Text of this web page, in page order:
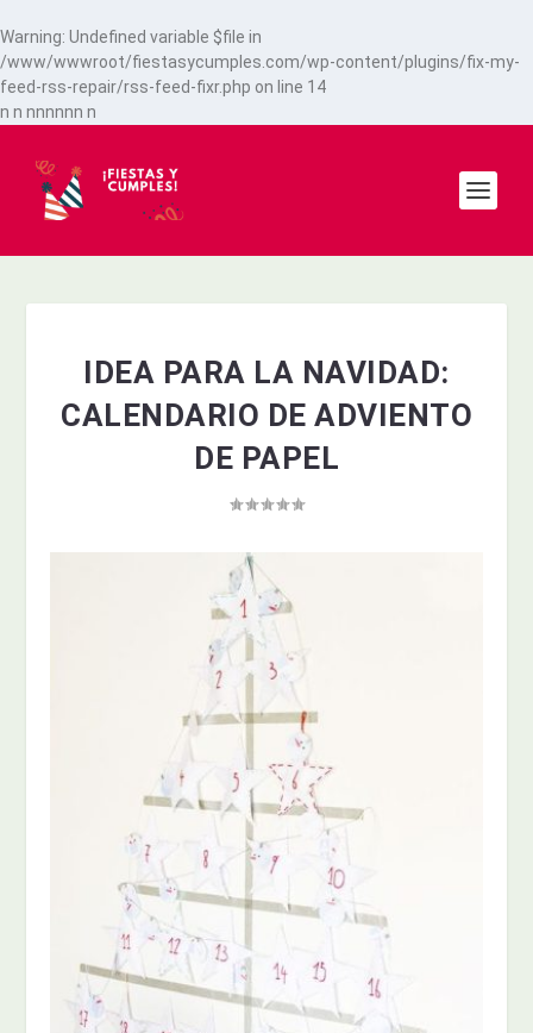
Warning: Undefined variable $file in
/www/wwwroot/fiestasycumples.com/wp-content/plugins/fix-my-
feed-rss-repair/rss-feed-fixr.php on line 14
n n nnnnnn n
IDEA PARA LA NAVIDAD:
CALENDARIO DE ADVIENTO
DE PAPEL